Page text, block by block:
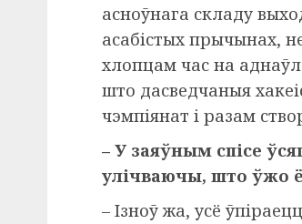
асноўнага складу
асабістых прычынах,
хлопцам час на
што дасведчаныя
чэмпіянат і разам
– У заяўным спісе
улічваючы, што ўжо
– Ізноў жа, усё